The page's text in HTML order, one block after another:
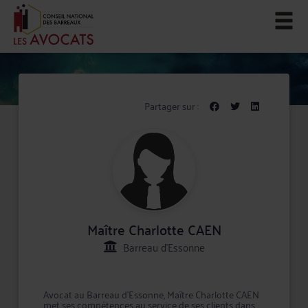
Partager sur :
Maître Charlotte CAEN
Barreau d'Essonne
Avocat au Barreau d'Essonne, Maître Charlotte CAEN
met ses compétences au service de ses clients dans